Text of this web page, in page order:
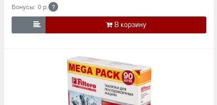
Бонусы: 0 р. ?
